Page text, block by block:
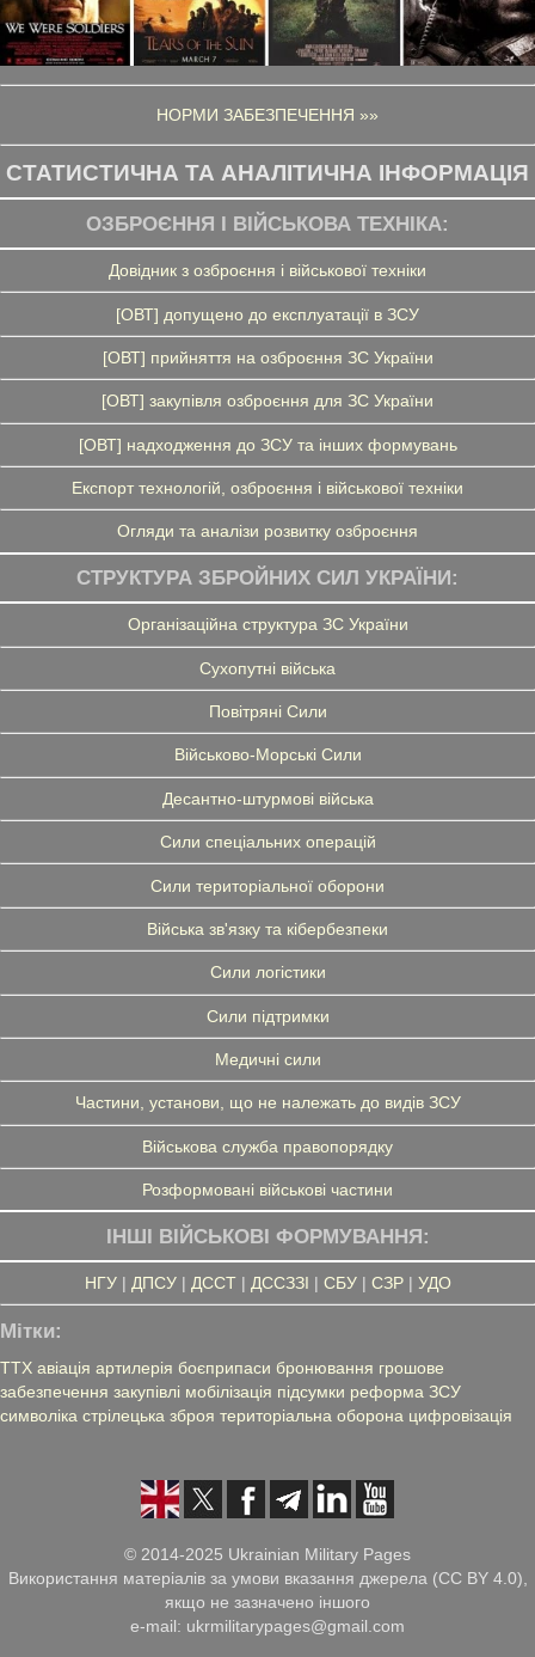
НОРМИ ЗАБЕЗПЕЧЕННЯ »»
СТАТИСТИЧНА ТА АНАЛІТИЧНА ІНФОРМАЦІЯ
ОЗБРОЄННЯ І ВІЙСЬКОВА ТЕХНІКА:
Довідник з озброєння і військової техніки
[ОВТ] допущено до експлуатації в ЗСУ
[ОВТ] прийняття на озброєння ЗС України
[ОВТ] закупівля озброєння для ЗС України
[ОВТ] надходження до ЗСУ та інших формувань
Експорт технологій, озброєння і військової техніки
Огляди та аналізи розвитку озброєння
СТРУКТУРА ЗБРОЙНИХ СИЛ УКРАЇНИ:
Організаційна структура ЗС України
Сухопутні війська
Повітряні Сили
Військово-Морські Сили
Десантно-штурмові війська
Сили спеціальних операцій
Сили територіальної оборони
Війська зв'язку та кібербезпеки
Сили логістики
Сили підтримки
Медичні сили
Частини, установи, що не належать до видів ЗСУ
Військова служба правопорядку
Розформовані військові частини
ІНШІ ВІЙСЬКОВІ ФОРМУВАННЯ:
НГУ| ДПСУ| ДССТ| ДССЗЗІ | СБУ| СЗР| УДО
Мітки:
ТТХ авіація артилерія боєприпаси бронювання грошове
забезпечення закупівлі мобілізація підсумки реформа ЗСУ
символіка стрілецька зброя територіальна оборона цифровізація
© 2014-2025 Ukrainian Military Pages
Використання матеріалів за умови вказання джерела (CC BY 4.0),
якщо не зазначено іншого
e-mail: ukrmilitarypages@gmail.com